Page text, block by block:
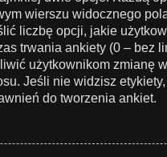
wierszu widocznego
liczbę opcji, jakie
trwania ankiety (0 – bez
użytkownikom zmianę
Jeśli nie widzisz
do tworzenia ankiet.